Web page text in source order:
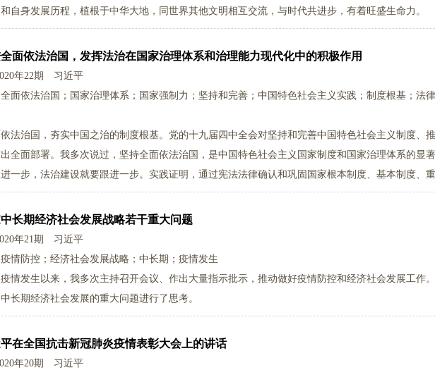
自身发展历程，植根于中华大地，同世界其他文明相互交流，与时代共进步，有着旺盛生命力。
面依法治国，发挥法治在国家治理体系和治理能力现代化中的积极作用
年22期
习近平
面依法治国；国家治理体系；国家强制力；坚持和完善；中国特色社会主义实践；制度根基；法
法治国，夯实中国之治的制度根基。党的十九届四中全会对坚持和完善中国特色社会主义制度、
全面部署。我多次说过，坚持全面依法治国，是中国特色社会主义国家制度和国家治理体系的显
一步，法治建设就要跟进一步。实践证明，通过宪法法律确认和巩固国家根本制度、基本制度、
保障了国家治理体系的系统性、规范性、协调性、稳定性。
中长期经济社会发展战略若干重大问题
年21期
习近平
情防控；经济社会发展战略；中长期；疫情发生
情发生以来，我多次主持召开会议、作出大量指示批示，推动做好疫情防控和经济社会发展工作
长期经济社会发展的重大问题进行了思考。
在全国抗击新冠肺炎疫情表彰大会上的讲话
年20期
习近平